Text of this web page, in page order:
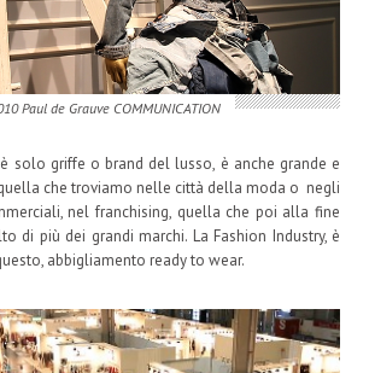
Paul de Grauve COMMUNICATION
è solo griffe o brand del lusso, è anche grande e
che troviamo nelle città della moda o negli
nel franchising, quella che poi alla fine
di più dei grandi marchi. La Fashion Industry, è
abbigliamento ready to wear.